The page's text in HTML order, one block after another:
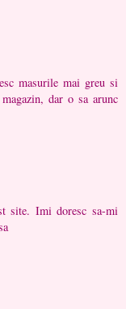
masurile mai greu si
dar o sa arunc
site. Imi doresc sa-mi